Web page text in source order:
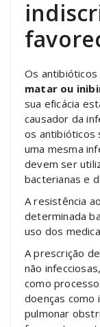
Os antibióticos
matar ou
sua eficácia
causador da
os antibióticos
uma mesma
devem ser
bacterianas e
A resistência
determinada
uso dos
A prescrição
não
como
doenças como
pulmonar